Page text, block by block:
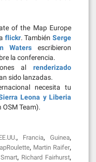
of the Map Europe
flickr. TambiénSerge
Watersescribieron
la conferencia.
al renderizado
sido lanzadas.
necesita tu
Leona y Liberia
Team).
, Francia, Guinea,
, Martin Raifer,
, Richard Fairhurst,